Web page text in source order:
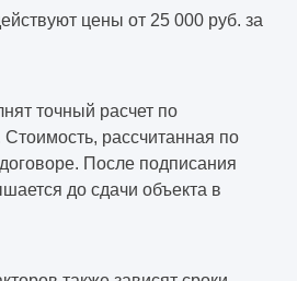
цены от 25 000 руб. за
точный расчет по
Стоимость, рассчитанная по
После подписания
до сдачи объекта в